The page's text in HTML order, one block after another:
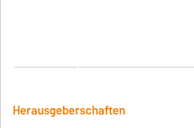
Herausgeberschaften